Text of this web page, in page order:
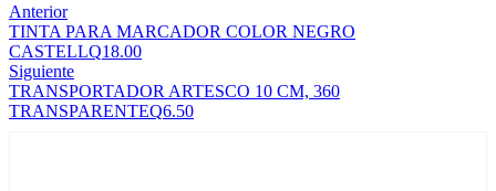
Anterior
TINTA PARA MARCADOR COLOR NEGRO
CASTELLQ18.00
Siguiente
TRANSPORTADOR ARTESCO 10 CM, 360
TRANSPARENTEQ6.50